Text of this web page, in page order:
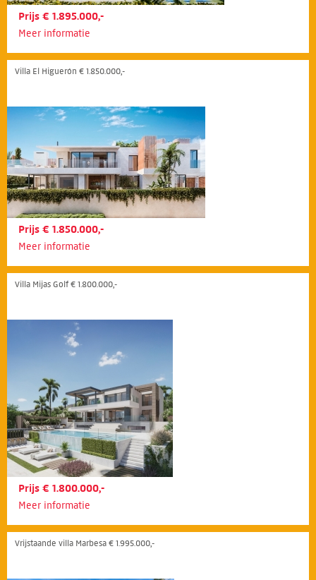
Prijs € 1.895.000,-
Meer informatie
Villa El Higuerón € 1.850.000,-
Prijs € 1.850.000,-
Meer informatie
Villa Mijas Golf € 1.800.000,-
Prijs € 1.800.000,-
Meer informatie
Vrijstaande villa Marbesa € 1.995.000,-